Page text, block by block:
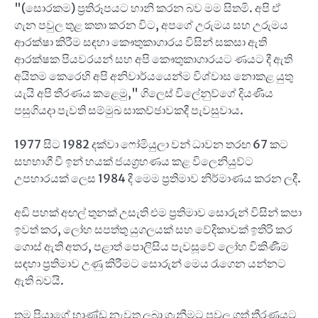
"(සොරකම) ප්‍රතිරූපයට හානි කරන බව මම සිතමි. අපි ඒ
ගැන පවුල තුළ කතා කරන විට, අපගේ උරුමය සහ උරුමය
ආරක්ෂා කිරීම සඳහා කෞතුකාගාරය විසින් සකසා ඇති
ආරක්ෂක පියවරයන් සහ අපි කෞතුකාගාරයට ණයට දී ඇති
අයිතම කෙරෙහි අපි අනිවාර්යයෙන්ම විශ්වාස නොකළ යුතු
යැයි අපි තීරණය කළෙමු," ගිලෙස් විලේනුව්ගේ දියණිය
පසුගියදා පැවති සම්මුඛ සාකච්ඡාවකදී පැවසුවාය.
1977 සිට 1982 දක්වා ෆෝමියුලා වන් ධාවන තරඟ 67 කට
සහභාගී වී ඉන් හයක් ජයග්‍රහණය කළ විලෙනියුව්ට
උපහාරයක් ලෙස 1984 දී මෙම ප්‍රතිමාව නිර්මාණය කරන ලදී.
අඩි පහක් අඟල් තුනක් උසැති එම ප්‍රතිමාව සොරුන් විසින් කපා
ඉවත් කර, ලෝහ සපත්තු යුගලයක් සහ වේදිකාවක් ඉතිරි කර
ගොස් ඇති අතර, පළාත් පොලිසිය පැවසූවේ ලෝහ විකිණීම
සඳහා ප්‍රතිමාව උණු කිරීමට සොරුන් මෙය රැගෙන යන්නට
ඇති බවයි.
තම පියාගේ භාණ්ඩ නැවත ලබා ගැනීමට පවුල ගත් තීරණයට